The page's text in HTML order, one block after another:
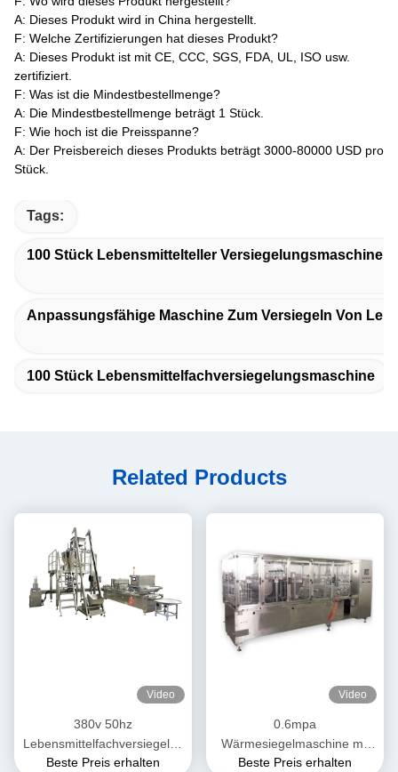
A: Dieses Produkt wird in China hergestellt.
F: Welche Zertifizierungen hat dieses Produkt?
A: Dieses Produkt ist mit CE, CCC, SGS, FDA, UL, ISO usw.
zertifiziert.
F: Was ist die Mindestbestellmenge?
A: Die Mindestbestellmenge beträgt 1 Stück.
F: Wie hoch ist die Preisspanne?
A: Der Preisbereich dieses Produkts beträgt 3000-80000 USD pro
Stück.
Tags:
100 Stück Lebensmittelteller Versiegelungsmaschine
Anpassungsfähige Maschine Zum Versiegeln Von
100 Stück Lebensmittelfachversiegelungsmaschine
Related Products
Video
380v 50hz
Lebensmittelfachversiegelun
gsmaschine für schnell
Beste Preis erhalten
Video
0.6mpa
Wärmesiegelmaschine mit
Omron PID Thermostat
Beste Preis erhalten